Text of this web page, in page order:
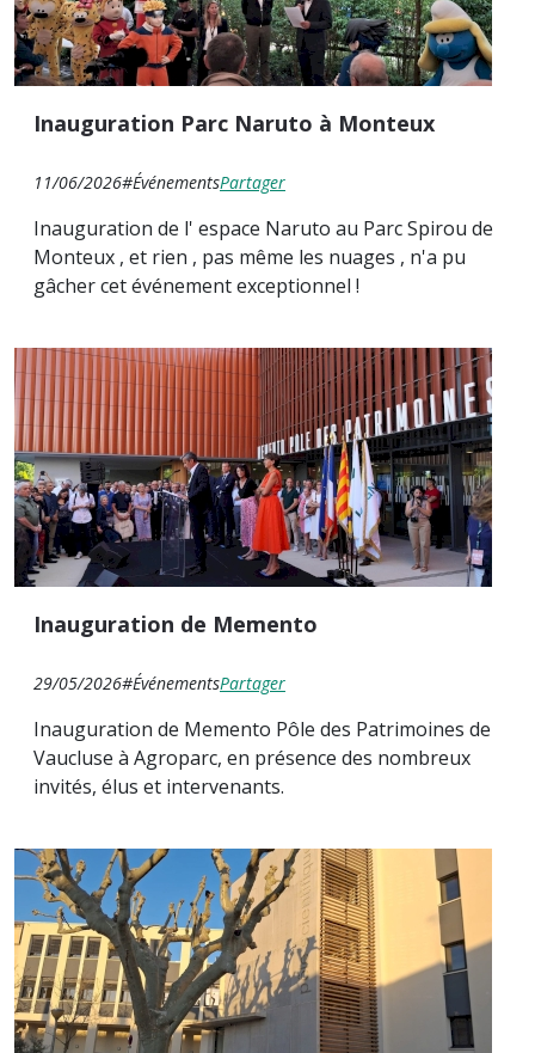
Inauguration Parc Naruto à Monteux
11/06/2026#ÉvénementsPartager
Inauguration de l' espace Naruto au Parc Spirou de
Monteux , et rien , pas même les nuages , n'a pu
gâcher cet événement exceptionnel !
Inauguration de Memento
29/05/2026#ÉvénementsPartager
Inauguration de Memento Pôle des Patrimoines de
Vaucluse à Agroparc, en présence des nombreux
invités, élus et intervenants.